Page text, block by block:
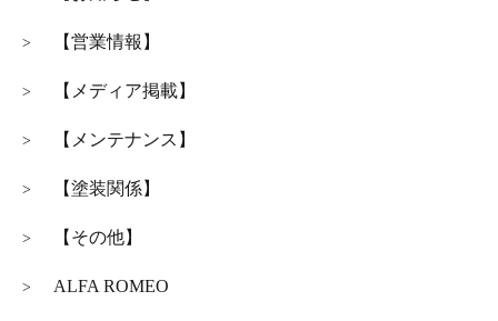
> 【営業情報】
> 【メディア掲載】
> 【メンテナンス】
> 【塗装関係】
> 【その他】
> ALFA ROMEO